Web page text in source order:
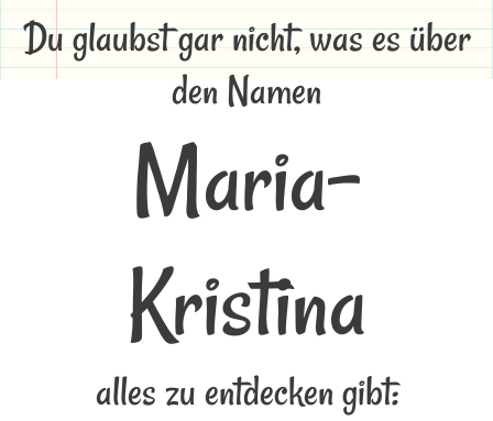
Du glaubst gar nicht, was es über
den Namen
Maria-
Kristina
alles zu entdecken gibt: